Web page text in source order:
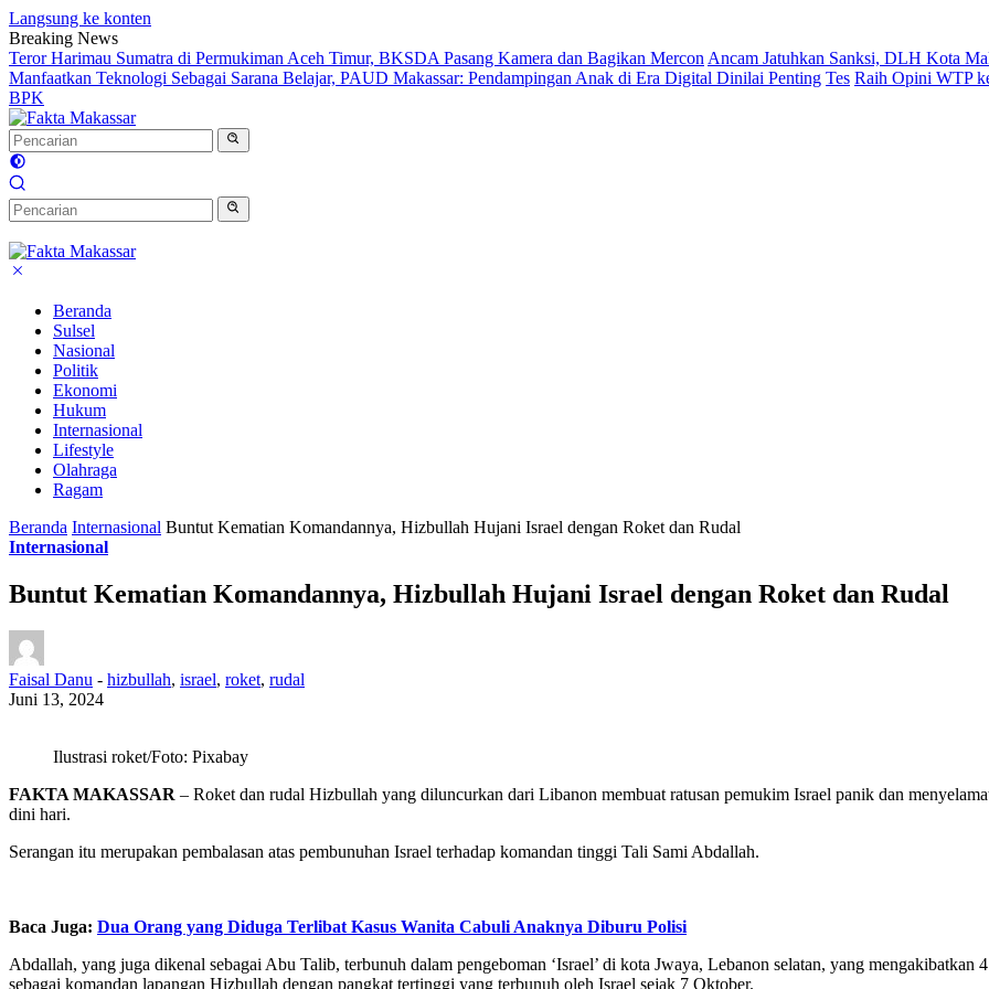
Langsung ke konten
Breaking News
Teror Harimau Sumatra di Permukiman Aceh Timur, BKSDA Pasang Kamera dan Bagikan Mercon Ancam Jatuhkan Sanksi, DLH Kota
Manfaatkan Teknologi Sebagai Sarana Belajar, PAUD Makassar: Pendampingan Anak di Era Digital Dinilai Penting Tes Raih Opini WTP
BPK
Beranda
Sulsel
Nasional
Politik
Ekonomi
Hukum
Internasional
Lifestyle
Olahraga
Ragam
Beranda Internasional Buntut Kematian Komandannya, Hizbullah Hujani Israel dengan Roket dan Rudal
Internasional
Buntut Kematian Komandannya, Hizbullah Hujani Israel dengan Roket dan Rudal
Faisal Danu - hizbullah, israel, roket, rudal
Juni 13, 2024
Ilustrasi roket/Foto: Pixabay
FAKTA MAKASSAR – Roket dan rudal Hizbullah yang diluncurkan dari Libanon membuat ratusan pemukim Israel panik dan
dini hari.
Serangan itu merupakan pembalasan atas pembunuhan Israel terhadap komandan tinggi Tali Sami Abdallah.
Baca Juga: Dua Orang yang Diduga Terlibat Kasus Wanita Cabuli Anaknya Diburu Polisi
Abdallah, yang juga dikenal sebagai Abu Talib, terbunuh dalam pengeboman ‘Israel’ di kota Jwaya, Lebanon selatan, yang
sebagai komandan lapangan Hizbullah dengan pangkat tertinggi yang terbunuh oleh Israel sejak 7 Oktober.